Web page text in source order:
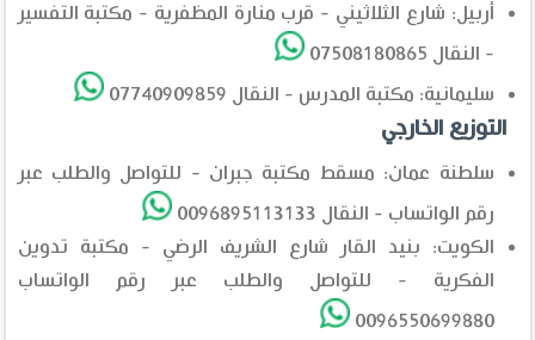
أربيل: شارع الثلاثيني - قرب منارة المظفرية - مكتبة التفسير
- النقال 07508180865
سليمانية: مكتبة المدرس - النقال 07740909859
التوزيع الخارجي
سلطنة عمان: مسقط مكتبة جبران - للتواصل والطلب عبر
رقم الواتساب - النقال 0096895113133
الكويت: بنيد القار شارع الشريف الرضي - مكتبة تدوين
الفكرية - للتواصل والطلب عبر رقم الواتساب
0096550699880